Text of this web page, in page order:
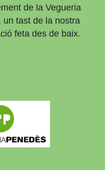
de la Vegueria
un tast de la nostra
feta des de baix.